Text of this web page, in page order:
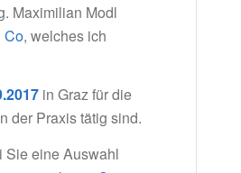
Maximilian Modl
Co, welches ich
in Graz für die
der Praxis tätig sind.
Sie eine Auswahl